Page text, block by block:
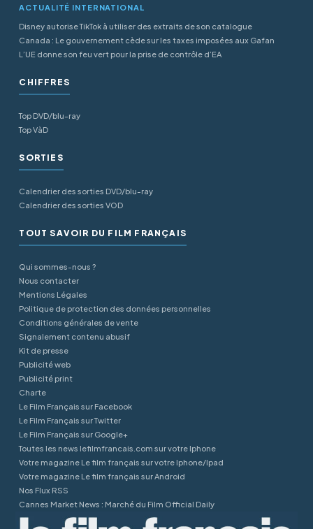
ACTUALITÉ INTERNATIONAL
Disney autorise TikTok à utiliser des extraits de son catalogue
Canada : Le gouvernement cède sur les taxes imposées aux Gafan
L’UE donne son feu vert pour la prise de contrôle d’EA
CHIFFRES
Top DVD/blu-ray
Top VàD
SORTIES
Calendrier des sorties DVD/blu-ray
Calendrier des sorties VOD
TOUT SAVOIR DU FILM FRANÇAIS
Qui sommes-nous ?
Nous contacter
Mentions Légales
Politique de protection des données personnelles
Conditions générales de vente
Signalement contenu abusif
Kit de presse
Publicité web
Publicité print
Charte
Le Film Français sur Facebook
Le Film Français sur Twitter
Le Film Français sur Google+
Toutes les news lefilmfrancais.com sur votre Iphone
Votre magazine Le film français sur votre Iphone/Ipad
Votre magazine Le film français sur Android
Nos Flux RSS
Cannes Market News : Marché du Film Official Daily